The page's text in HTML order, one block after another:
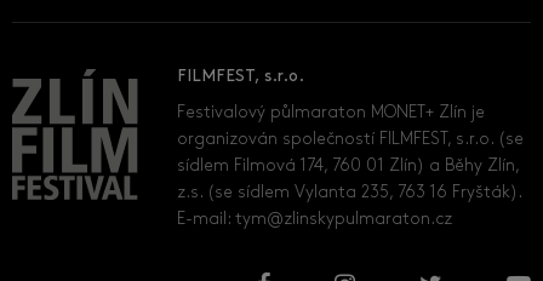
FILMFEST, s.r.o.
Festivalový půlmaraton MONET+ Zlín je
organizován společností FILMFEST, s.r.o. (se
sídlem Filmová 174, 760 01 Zlín) a Běhy Zlín,
z.s. (se sídlem Vylanta 235, 763 16 Fryšták).
E-mail:tym@zlinskypulmaraton.cz